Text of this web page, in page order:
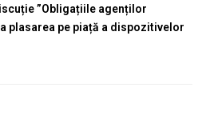
”Obligațiile agenților
plasarea pe piață a dispozitivelor